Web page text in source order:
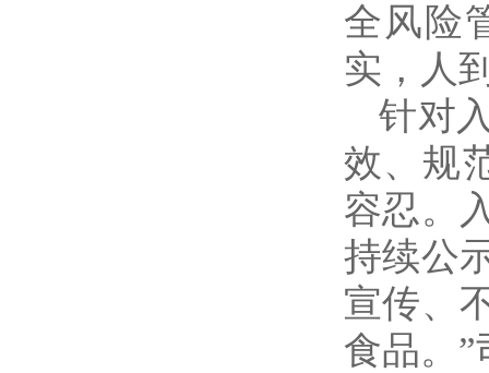
全风险
实，人
针对
效、规
容忍。
持续公
宣传、
食品。